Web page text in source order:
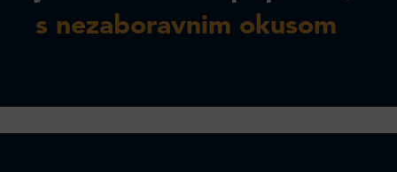
s nezaboravnim okusom